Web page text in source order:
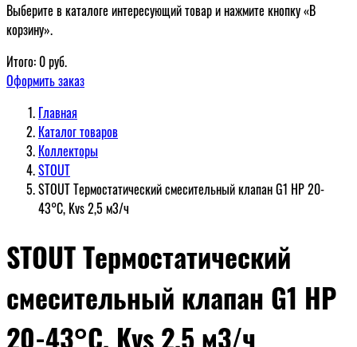
Выберите в каталоге интересующий товар и нажмите кнопку «В
корзину».
Итого: 0руб.
Оформить заказ
Главная
Каталог товаров
Коллекторы
STOUT
STOUT Термостатический смесительный клапан G1 НР 20-
43°С, Kvs 2,5 м3/ч
STOUT Термостатический
смесительный клапан G1 НР
20-43°С, Kvs 2,5 м3/ч